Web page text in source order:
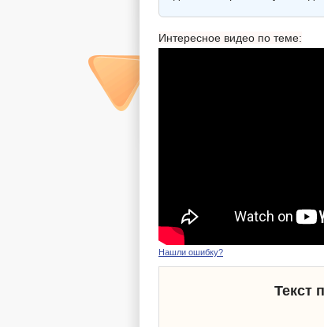
Интересное видео по теме:
Нашли ошибку?
Текст